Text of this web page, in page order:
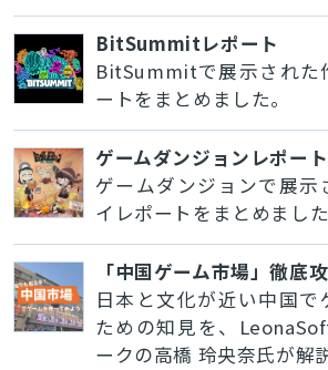
BitSummitレポート
BitSummitで展示された
ートをまとめました。
ゲームダンジョンレポート
ゲームダンジョンで展示
イレポートをまとめました
「中国ゲーム市場」徹底
日本と文化が近い中国で
ための知見を、
ークの高橋 玲央奈氏が解説